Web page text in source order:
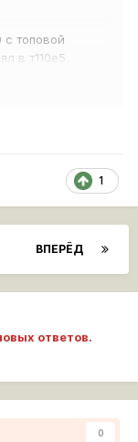
с топовой
в т110е5
это на
1
ВПЕРЁД
ответов.
0